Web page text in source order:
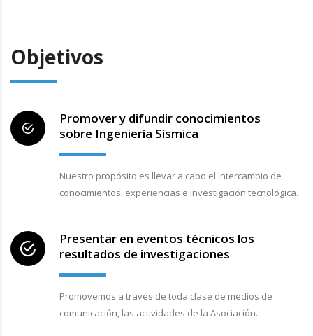
Objetivos
Promover y difundir conocimientos
sobre Ingeniería Sísmica
Nuestro propósito es llevar a cabo el intercambio de
conocimientos, experiencias e investigación tecnológica.
Presentar en eventos técnicos los
resultados de investigaciones
Promovemos a través de toda clase de medios de
comunicación, las actividades de la Asociación.